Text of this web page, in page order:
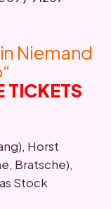
Niemand
TICKETS
Horst
Bratsche),
Stock